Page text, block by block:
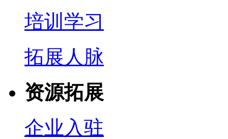
培训学习
拓展人脉
资源拓展
企业入驻